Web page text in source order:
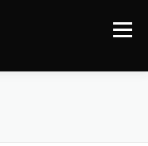
Menu